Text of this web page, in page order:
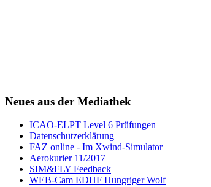
Neues aus der Mediathek
ICAO-ELPT Level 6 Prüfungen
Datenschutzerklärung
FAZ online - Im Xwind-Simulator
Aerokurier 11/2017
SIM&FLY Feedback
WEB-Cam EDHF Hungriger Wolf